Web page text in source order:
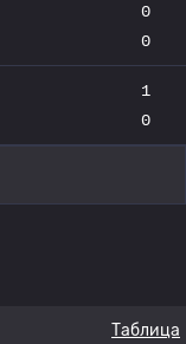
0
0
1
0
Таблица